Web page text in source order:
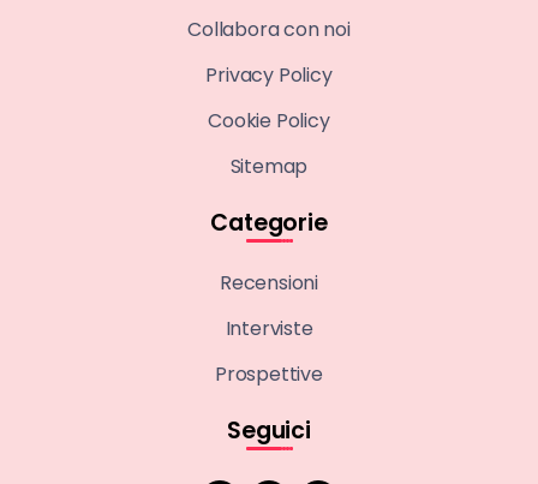
Collabora con noi
Privacy Policy
Cookie Policy
Sitemap
Categorie
Recensioni
Interviste
Prospettive
Seguici